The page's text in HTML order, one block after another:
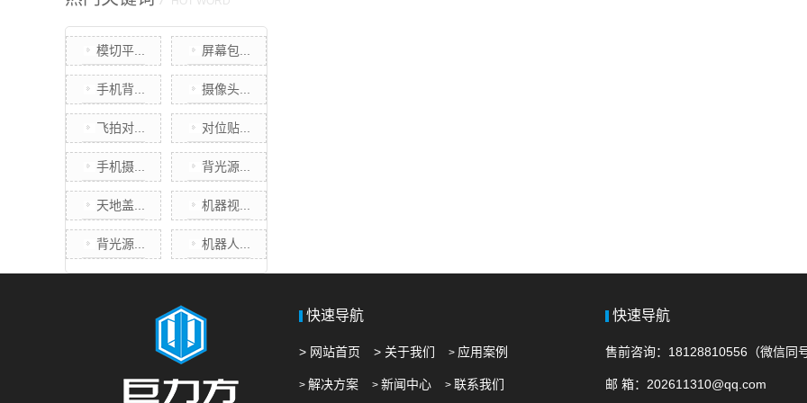
模切平... 屏幕包...
手机背... 摄像头...
飞拍对... 对位贴...
手机摄... 背光源...
天地盖... 机器视...
背光源... 机器人...
快速导航
> 网站首页 > 关于我们 > 应用案例
> 解决方案 > 新闻中心 > 联系我们
快速导航
售前咨询：18128810556（微信同
邮 箱： 202611310@qq.com